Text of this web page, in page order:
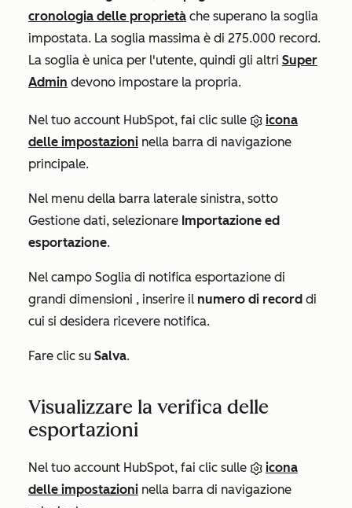
cronologia delle proprietà che superano la soglia
impostata. La soglia massima è di 275.000 record.
La soglia è unica per l'utente, quindi gli altri Super
Admin devono impostare la propria.
Nel tuo account HubSpot, fai clic sulle
icona
delle impostazioni nella barra di navigazione
principale.
Nel menu della barra laterale sinistra, sotto
Gestione dati, selezionare Importazione ed
esportazione.
Nel campo Soglia di notifica esportazione di
grandi dimensioni , inserire il numero di record di
cui si desidera ricevere notifica.
Fare clic su Salva.
Visualizzare la verifica delle
esportazioni
Nel tuo account HubSpot, fai clic sulle
icona
delle impostazioni nella barra di navigazione